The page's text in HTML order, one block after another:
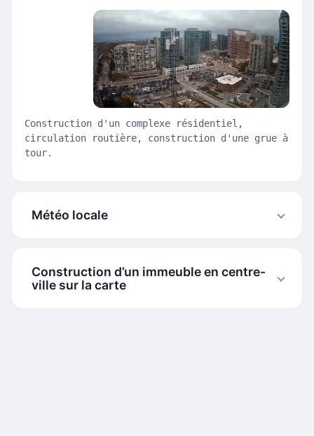
Construction d'un complexe résidentiel,
circulation routière, construction d'une grue à
tour.
Météo locale
Construction d’un immeuble en centre-
ville sur la carte